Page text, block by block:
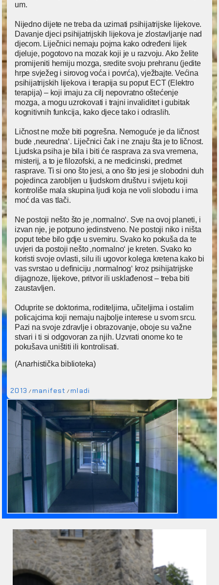
um.
Nijedno dijete ne treba da uzimati psihijatrijske lijekove.
Davanje djeci psihijatrijskih lijekova je zlostavljanje nad
djecom. Liječnici nemaju pojma kako određeni lijek
djeluje, pogotovo na mozak koji je u razvoju. Ako želite
promijeniti hemiju mozga, sredite svoju prehranu (jedite
hrpe svježeg i sirovog voća i povrća), vježbajte. Većina
psihijatrijskih lijekova i terapija su poput ECT (Elektro
terapija) – koji imaju za cilj nepovratno oštećenje
mozga, a mogu uzrokovati i trajni invaliditet i gubitak
kognitivnih funkcija, kako djece tako i odraslih.
Ličnost ne može biti pogrešna. Nemoguće je da ličnost
bude ‚neuredna‘. Liječnici čak i ne znaju šta je to ličnost.
Ljudska psiha je bila i biti će rasprava za sva vremena,
misterij, a to je filozofski, a ne medicinski, predmet
rasprave. Ti si ono što jesi, a ono što jesi je slobodni duh
pojedinca zarobljen u ljudskom društvu i svijetu koji
kontroliše mala skupina ljudi koja ne voli slobodu i ima
moć da vas tlači.
Ne postoji nešto što je ‚normalno‘. Sve na ovoj planeti, i
izvan nje, je potpuno jedinstveno. Ne postoji niko i ništa
poput tebe bilo gdje u svemiru. Svako ko pokuša da te
uvjeri da postoji nešto ‚normalno‘ je kreten. Svako ko
koristi svoje ovlasti, silu ili ugovor kolega kretena kako bi
vas svrstao u definiciju ‚normalnog‘ kroz psihijatrijske
dijagnoze, lijekove, pritvor ili usklađenost – treba biti
zaustavljen.
Oduprite se doktorima, roditeljima, učiteljima i ostalim
policajcima koji nemaju najbolje interese u svom srcu.
Pazi na svoje zdravlje i obrazovanje, oboje su važne
stvari i ti si odgovoran za njih. Uzvrati onome ko te
pokušava uništiti ili kontrolisati.
(Anarhistička biblioteka)
2013 /manifest /mladi